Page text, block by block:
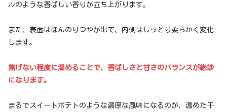
ルのような香ばしい香りが立ち上がります。
また、表面はほんのりつやが出て、内側はしっとり柔らかく変化
します。
焦げない程度に温めることで、香ばしさと甘さのバランスが絶妙
になります。
まるでスイートポテトのような濃厚な風味になるのが、温めた干